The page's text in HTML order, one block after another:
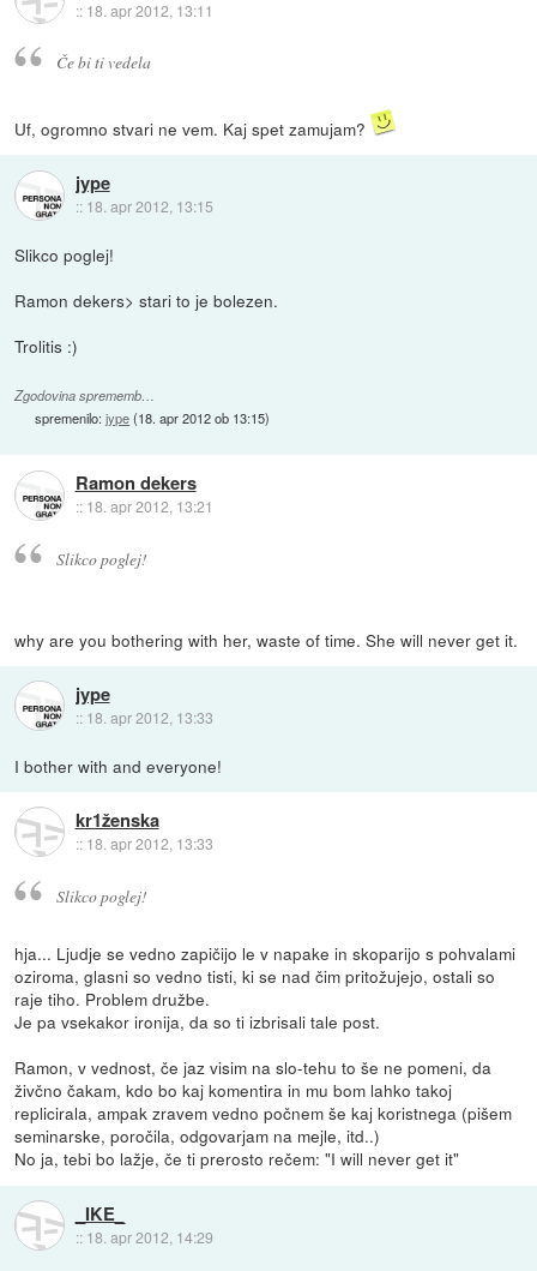
:: 18. apr 2012, 13:11
Če bi ti vedela
Uf, ogromno stvari ne vem. Kaj spet zamujam?
jype
:: 18. apr 2012, 13:15
Slikco poglej!
Ramon dekers> stari to je bolezen.
Trolitis :)
Zgodovina sprememb…
spremenilo:jype(18. apr 2012 ob 13:15)
Ramon dekers
:: 18. apr 2012, 13:21
Slikco poglej!
why are you bothering with her, waste of time. She will never get it.
jype
:: 18. apr 2012, 13:33
I bother with and everyone!
kr1ženska
:: 18. apr 2012, 13:33
Slikco poglej!
hja... Ljudje se vedno zapičijo le v napake in skoparijo s pohvalami
oziroma, glasni so vedno tisti, ki se nad čim pritožujejo, ostali so
raje tiho. Problem družbe.
Je pa vsekakor ironija, da so ti izbrisali tale post.
Ramon, v vednost, če jaz visim na slo-tehu to še ne pomeni, da
živčno čakam, kdo bo kaj komentira in mu bom lahko takoj
replicirala, ampak zravem vedno počnem še kaj koristnega (pišem
seminarske, poročila, odgovarjam na mejle, itd..)
No ja, tebi bo lažje, če ti prerosto rečem: "I will never get it"
_IKE_
:: 18. apr 2012, 14:29